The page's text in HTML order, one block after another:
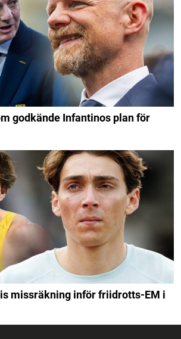
godkände Infantinos plan för
missräkning inför friidrotts-EM i